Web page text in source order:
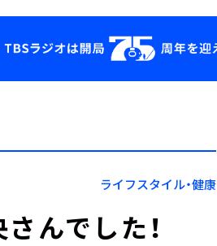
YouTube
会社情報
ライフスタイル・健康
んでした！